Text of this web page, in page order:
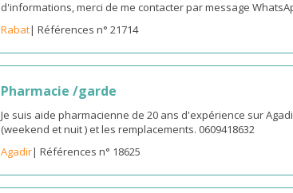
d'informations, merci de me contacter par message
Rabat| Références n° 21714
Pharmacie /garde
Je suis aide pharmacienne de 20 ans d'expérience sur
(weekend et nuit ) et les remplacements. 0609418632
Agadir| Références n° 18625